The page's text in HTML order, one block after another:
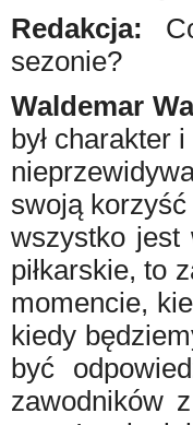
Redakcja:
sezonie?
Waldemar
był charakter
swoją
wszystko jest
piłkarskie, to
momencie,
kiedy
być
zawodników